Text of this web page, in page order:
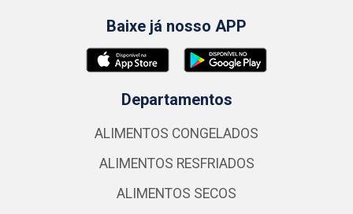
Baixe já nosso APP
Departamentos
ALIMENTOS CONGELADOS
ALIMENTOS RESFRIADOS
ALIMENTOS SECOS